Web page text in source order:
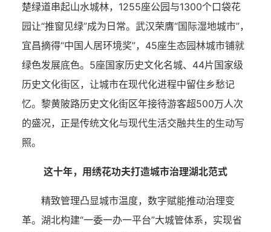
楚绿道串起山水城林，1255座公园与1300个口袋花
园让“推窗见绿”成为日常。武汉荣膺“国际湿地城市”，
宜昌摘得“中国人居环境奖”，45座生态园林城市铺就
绿色发展底色。5座国家历史文化名城、44片国家级
历史文化街区，让城市在现代化进程中留住乡愁记
忆。黎黄陂路历史文化街区年接待游客超500万人次
的盛况，正是传统文化与现代生活交融共生的生动写
照。
这十年，用绣花功夫打造城市治理湖北范式
精致管理凸显城市温度，数字赋能推动治理变
革。湖北构建“一委一办一平台”大城管体系，实现省